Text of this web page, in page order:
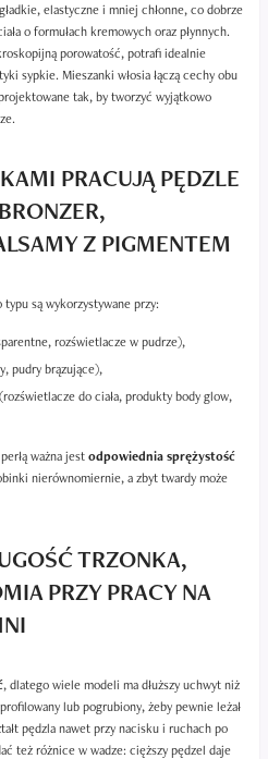
elastyczne i mniej chłonne, co dobrze
o formułach kremowych oraz płynnych.
porowatość, potrafi idealnie
sypkie. Mieszanki włosia łączą cechy obu
tak, by tworzyć wyjątkowo
PRACUJĄ PĘDZLE
Z PIGMENTEM
są wykorzystywane przy:
rozświetlacze w pudrze),
pudry brązujące),
do ciała, produkty body glow,
ważna jestodpowiednia sprężystość
nierównomiernie, a zbyt twardy może
TRZONKA,
PRZY PRACY NA
, dlatego wiele modeli ma dłuższy uchwyt niż
lub pogrubiony, żeby pewnie leżał
pędzla nawet przy nacisku i ruchach po
też różnice w wadze: cięższy pędzel daje